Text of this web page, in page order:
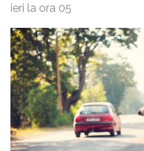
ieri la ora 05